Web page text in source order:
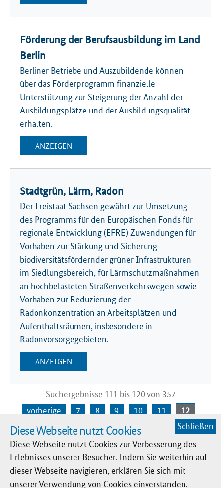
Schließen
Diese Webseite nutzt Cookies
Diese Webseite nutzt Cookies zur Verbesserung des
Erlebnisses unserer Besucher. Indem Sie weiterhin auf
dieser Webseite navigieren, erklären Sie sich mit
unserer Verwendung von Cookies einverstanden.
Förderung der Berufsausbildung im Land
Berlin
Berliner Betriebe und Auszubildende können
über das Förderprogramm finanzielle
Unterstützung zur Steigerung der Anzahl der
Ausbildungsplätze und der Ausbildungsqualität
erhalten.
ANZEIGEN
Stadtgrün, Lärm, Radon
Der Freistaat Sachsen gewährt zur Umsetzung
des Programms für den Europäischen Fonds für
regionale Entwicklung (EFRE) Zuwendungen für
Vorhaben zur Stärkung und Sicherung
biodiversitätsfördernder grüner Infrastrukturen
im Siedlungsbereich, für Lärmschutzmaßnahmen
an hochbelasteten Straßenverkehrswegen sowie
Vorhaben zur Reduzierung der
Radonkonzentration an Arbeitsplätzen und
Aufenthaltsräumen, insbesondere in
Radonvorsorgegebieten.
ANZEIGEN
Suchergebnisse 111 bis 120 von 357
vorherige
7 8 9 10 11
12
13
14 15 16